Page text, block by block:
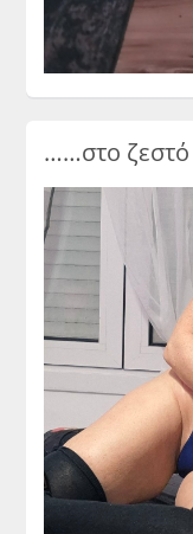
……στο